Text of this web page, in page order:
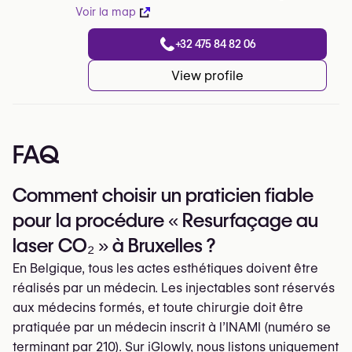
Voir la map
+32 475 84 82 06
View profile
FAQ
Comment choisir un praticien fiable
pour la procédure « Resurfaçage au
laser CO₂ » à Bruxelles ?
En Belgique, tous les actes esthétiques doivent être
réalisés par un médecin. Les injectables sont réservés
aux médecins formés, et toute chirurgie doit être
pratiquée par un médecin inscrit à l’INAMI (numéro se
terminant par 210). Sur iGlowly, nous listons uniquement